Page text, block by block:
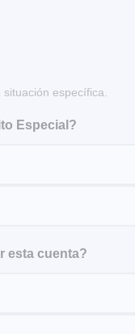
específica.
Especial?
esta cuenta?